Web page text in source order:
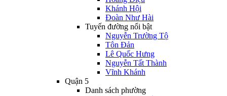
Khánh Hội
Đoàn Như Hài
Tuyến đường nổi bật
Nguyễn Trường Tộ
Tôn Đản
Lê Quốc Hưng
Nguyễn Tất Thành
Vĩnh Khánh
Quận 5
Danh sách phường